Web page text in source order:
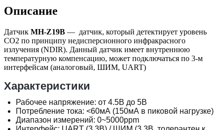
Описание
Датчик MH-Z19B — датчик, который детектирует уровень
СО2 по принципу недисперсионного инфракрасного
излучения (NDIR). Данный датчик имеет внутреннюю
температурную компенсацию, может подключаться по 3-м
интерфейсам (аналоговый, ШИМ, UART)
Характеристики
Рабочее напряжение: от 4.5В до 5В
Потребление тока: <60мА (150мА в пиковой нагрузке)
Диапазон измерений: 0~5000ppm